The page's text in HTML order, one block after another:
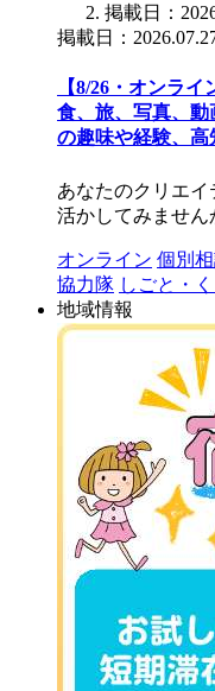
掲載日：
掲載日：
【8/26・オンラ
食、旅、写真、
の趣味や経験、
あなたのクリエ
活かしてみません
オンライン 個別
協力隊 しごと・
地域情報